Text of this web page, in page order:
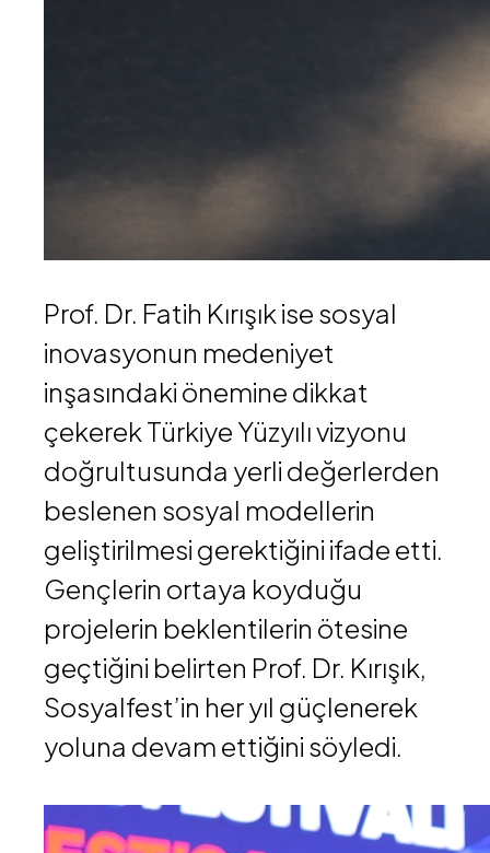
Prof. Dr. Fatih Kırışık ise sosyal
inovasyonun medeniyet
inşasındaki önemine dikkat
çekerek Türkiye Yüzyılı vizyonu
doğrultusunda yerli değerlerden
beslenen sosyal modellerin
geliştirilmesi gerektiğini ifade etti.
Gençlerin ortaya koyduğu
projelerin beklentilerin ötesine
geçtiğini belirten Prof. Dr. Kırışık,
Sosyalfest’in her yıl güçlenerek
yoluna devam ettiğini söyledi.